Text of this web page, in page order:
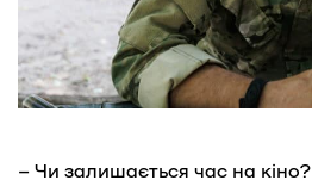
– Чи залишається час на кіно?